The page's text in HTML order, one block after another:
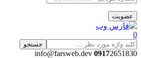
0
جستجو
09172651830 info@farsweb.dev